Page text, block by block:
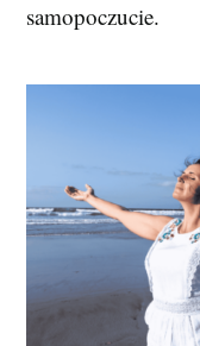
samopoczucie.